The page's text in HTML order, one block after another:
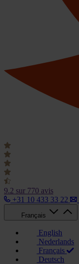
9.2 sur 770 avis
+31 10 433 33 22
Français
English
Nederlands
Français
Deutsch